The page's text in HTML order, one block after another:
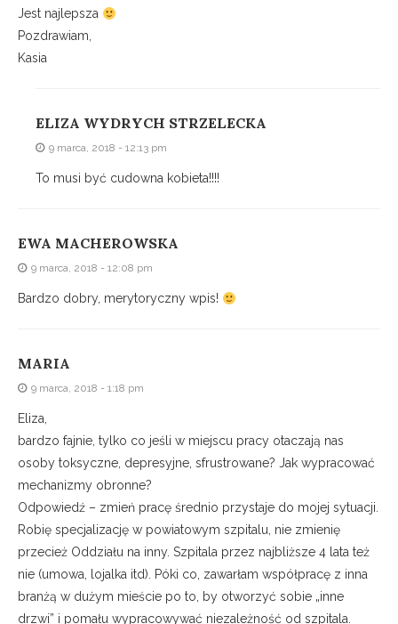
Jest najlepsza
Pozdrawiam,
Kasia
ELIZA WYDRYCH STRZELECKA
9 marca, 2018 - 12:13 pm
To musi być cudowna kobieta!!!!
EWA MACHEROWSKA
9 marca, 2018 - 12:08 pm
Bardzo dobry, merytoryczny wpis!
MARIA
9 marca, 2018 - 1:18 pm
Eliza,
bardzo fajnie, tylko co jeśli w miejscu pracy otaczają nas
osoby toksyczne, depresyjne, sfrustrowane? Jak wypracować
mechanizmy obronne?
Odpowiedź – zmień pracę średnio przystaje do mojej sytuacji.
Robię specjalizację w powiatowym szpitalu, nie zmienię
przecież Oddziału na inny. Szpitala przez najbliższe 4 lata też
nie (umowa, lojalka itd). Póki co, zawarłam współpracę z inna
branżą w dużym mieście po to, by otworzyć sobie „inne
drzwi” i pomału wypracowywać niezależność od szpitala.